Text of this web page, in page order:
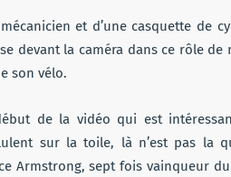
et d’une casquette de
devant la caméra dans ce rôle
son vélo.
de la vidéo qui est
sur la toile, là n’est pas la
Armstrong, sept fois vainqueur